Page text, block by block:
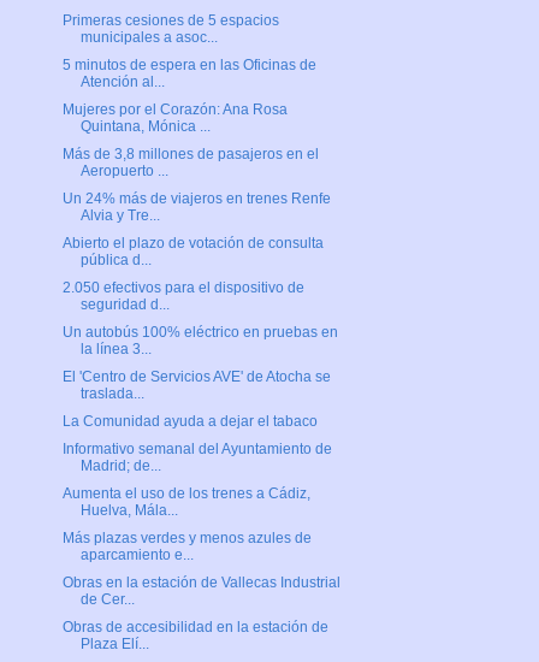
Primeras cesiones de 5 espacios
municipales a asoc...
5 minutos de espera en las Oficinas de
Atención al...
Mujeres por el Corazón: Ana Rosa
Quintana, Mónica ...
Más de 3,8 millones de pasajeros en el
Aeropuerto ...
Un 24% más de viajeros en trenes Renfe
Alvia y Tre...
Abierto el plazo de votación de consulta
pública d...
2.050 efectivos para el dispositivo de
seguridad d...
Un autobús 100% eléctrico en pruebas en
la línea 3...
El 'Centro de Servicios AVE' de Atocha se
traslada...
La Comunidad ayuda a dejar el tabaco
Informativo semanal del Ayuntamiento de
Madrid; de...
Aumenta el uso de los trenes a Cádiz,
Huelva, Mála...
Más plazas verdes y menos azules de
aparcamiento e...
Obras en la estación de Vallecas Industrial
de Cer...
Obras de accesibilidad en la estación de
Plaza Elí...